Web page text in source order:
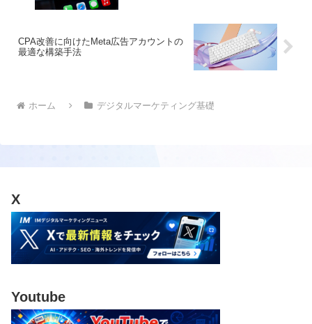
CPA改善に向けたMeta広告アカウントの
最適な構築手法
ホーム デジタルマーケティング基礎
X
Youtube